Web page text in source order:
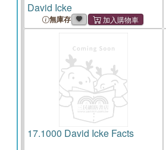
David Icke
無庫存
17.1000 David Icke Facts